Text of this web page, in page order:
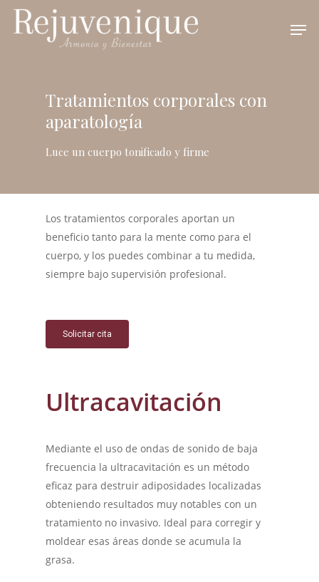
Tratamientos corporales con
aparatología
Luce un cuerpo tonificado y firme
Los tratamientos corporales aportan un
beneficio tanto para la mente como para el
cuerpo, y los puedes combinar a tu medida,
siempre bajo supervisión profesional.
Solicitar cita
Ultracavitación
Mediante el uso de ondas de sonido de baja
frecuencia la ultracavitación es un método
eficaz para destruir adiposidades localizadas
obteniendo resultados muy notables con un
tratamiento no invasivo. Ideal para corregir y
moldear esas áreas donde se acumula la
grasa.